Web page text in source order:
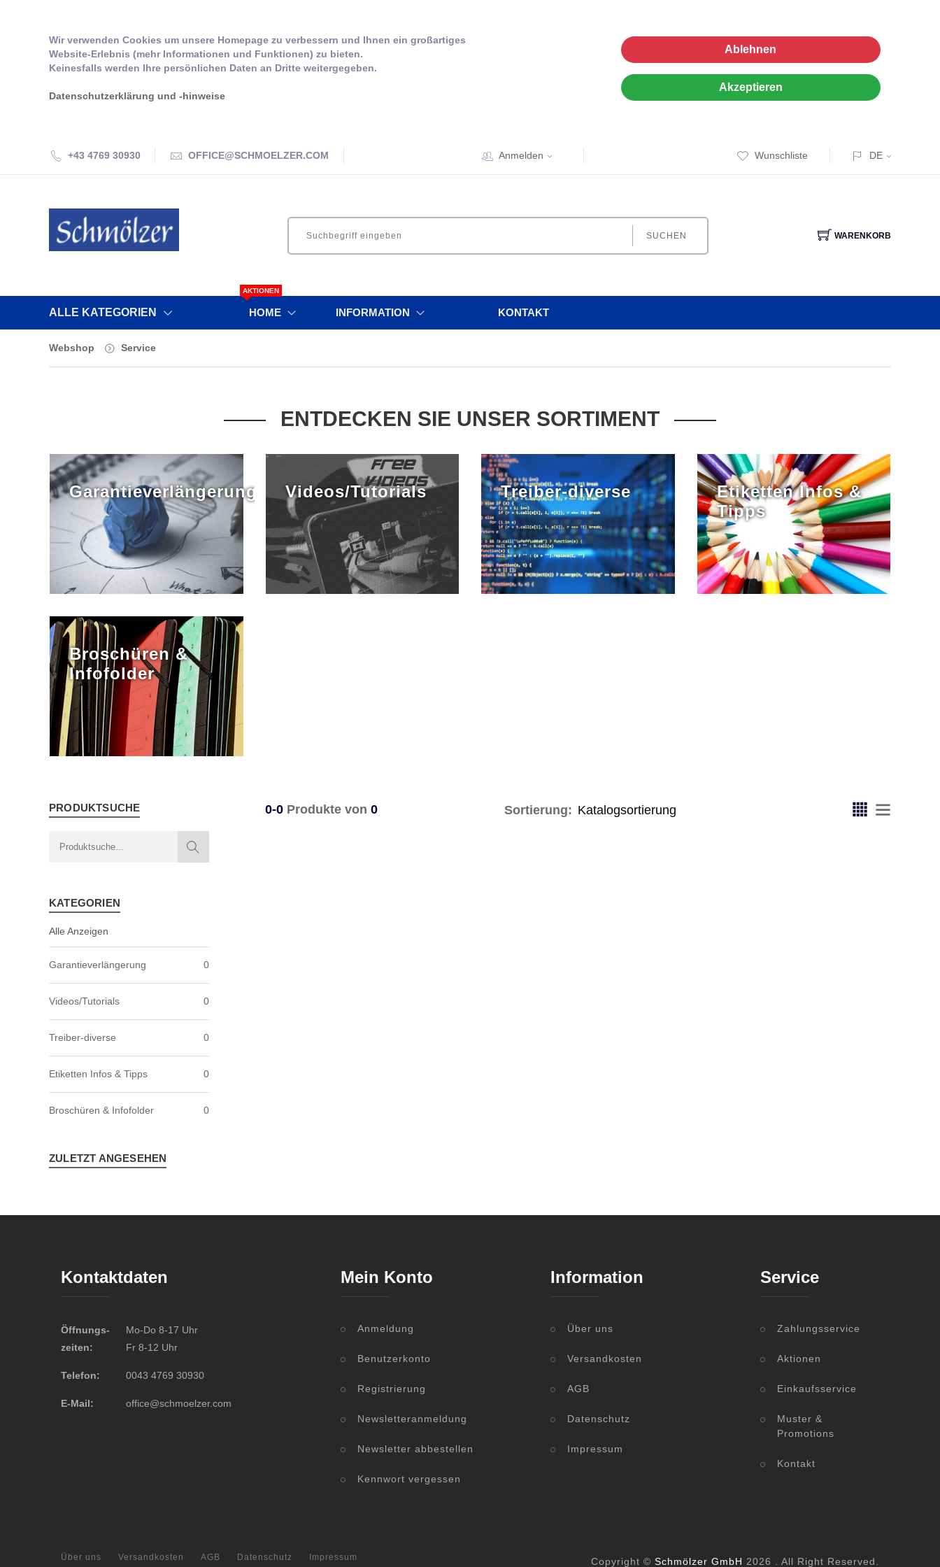
Wir verwenden Cookies um unsere Homepage zu verbessern und Ihnen ein großartiges
Website-Erlebnis (mehr Informationen und Funktionen) zu bieten.
Keinesfalls werden Ihre persönlichen Daten an Dritte weitergegeben.
Datenschutzerklärung und -hinweise
Ablehnen
Akzeptieren
+43 4769 30930 OFFICE@SCHMOELZER.COM Anmelden Wunschliste DE
SUCHEN WARENKORB
ALLE KATEGORIEN HOME
AKTIONEN
INFORMATION KONTAKT
Webshop Service
ENTDECKEN SIE UNSER SORTIMENT
Garantieverlängerung Videos/Tutorials Treiber-diverse
Etiketten Infos &
Tipps
Broschüren &
Infofolder
PRODUKTSUCHE
KATEGORIEN
Alle Anzeigen
Garantieverlängerung 0
Videos/Tutorials 0
Treiber-diverse 0
Etiketten Infos & Tipps 0
Broschüren & Infofolder 0
ZULETZT ANGESEHEN
0-0Produkte von 0 Sortierung:
Kontaktdaten
Öffnungs-
zeiten:
Mo-Do 8-17 Uhr
Fr 8-12 Uhr
Telefon: 0043 4769 30930
E-Mail: office@schmoelzer.com
Mein Konto
Anmeldung
Benutzerkonto
Registrierung
Newsletteranmeldung
Newsletter abbestellen
Kennwort vergessen
Information
Über uns
Versandkosten
AGB
Datenschutz
Impressum
Service
Zahlungsservice
Aktionen
Einkaufsservice
Muster &
Promotions
Kontakt
Über uns Versandkosten AGB Datenschutz Impressum Copyright © Schmölzer GmbH 2026 . All Right Reserved.